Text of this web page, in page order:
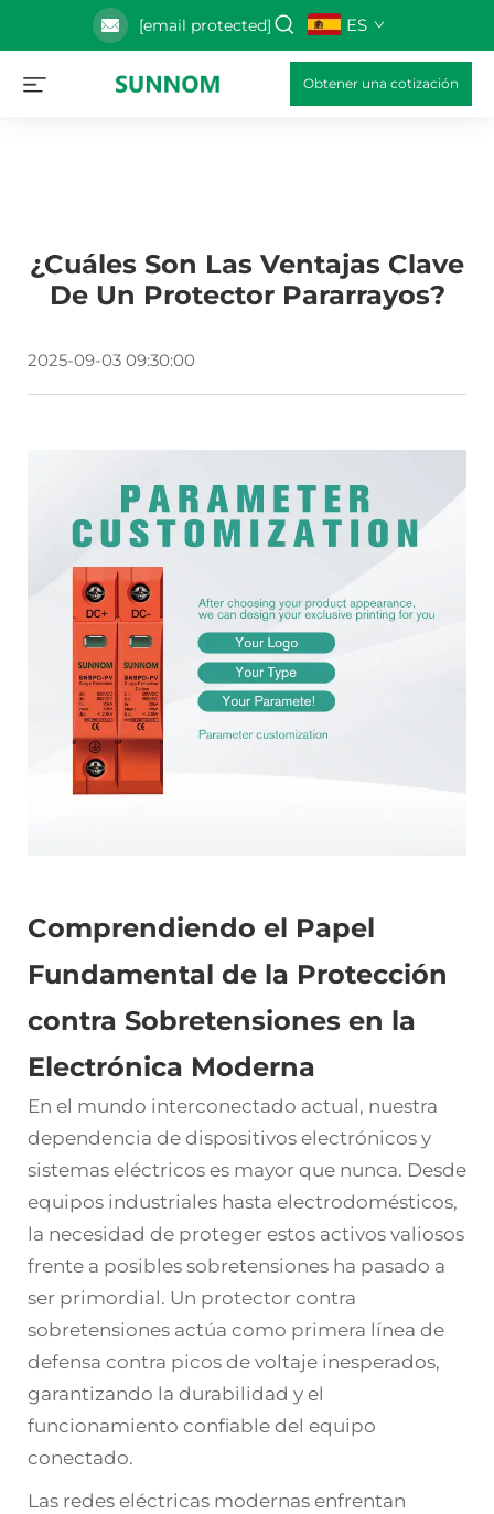
[email protected] ES
Obtener una cotización
¿Cuáles Son Las Ventajas Clave
De Un Protector Pararrayos?
2025-09-03 09:30:00
Comprendiendo el Papel
Fundamental de la Protección
contra Sobretensiones en la
Electrónica Moderna
En el mundo interconectado actual, nuestra
dependencia de dispositivos electrónicos y
sistemas eléctricos es mayor que nunca. Desde
equipos industriales hasta electrodomésticos,
la necesidad de proteger estos activos valiosos
frente a posibles sobretensiones ha pasado a
ser primordial. Un protector contra
sobretensiones actúa como primera línea de
defensa contra picos de voltaje inesperados,
garantizando la durabilidad y el
funcionamiento confiable del equipo
conectado.
Las redes eléctricas modernas enfrentan